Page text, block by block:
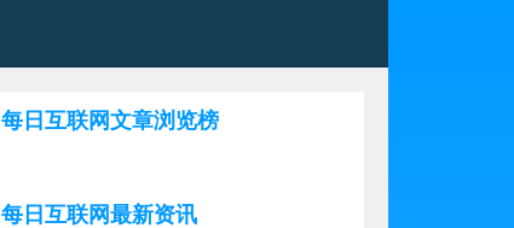
每日互联网文章浏览榜
每日互联网最新资讯